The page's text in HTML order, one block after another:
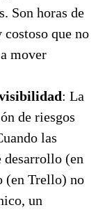
Son horas de
que no
mover
: La
de riesgos
las
desarrollo (en
(en Trello) no
un